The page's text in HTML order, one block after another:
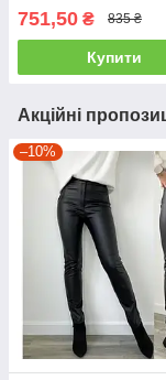
житка блакитний
751,50 ₴ 835 ₴
Купити
Акційні
–10%